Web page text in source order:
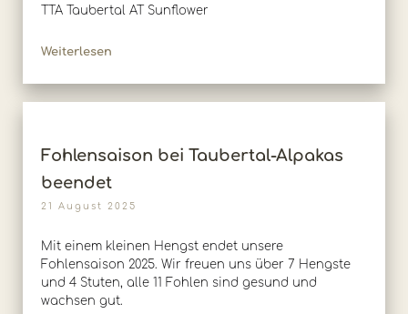
TTA Taubertal AT Sunflower
Weiterlesen
Fohlensaison bei Taubertal-Alpakas
beendet
21 August 2025
Mit einem kleinen Hengst endet unsere
Fohlensaison 2025. Wir freuen uns über 7 Hengste
und 4 Stuten, alle 11 Fohlen sind gesund und
wachsen gut.